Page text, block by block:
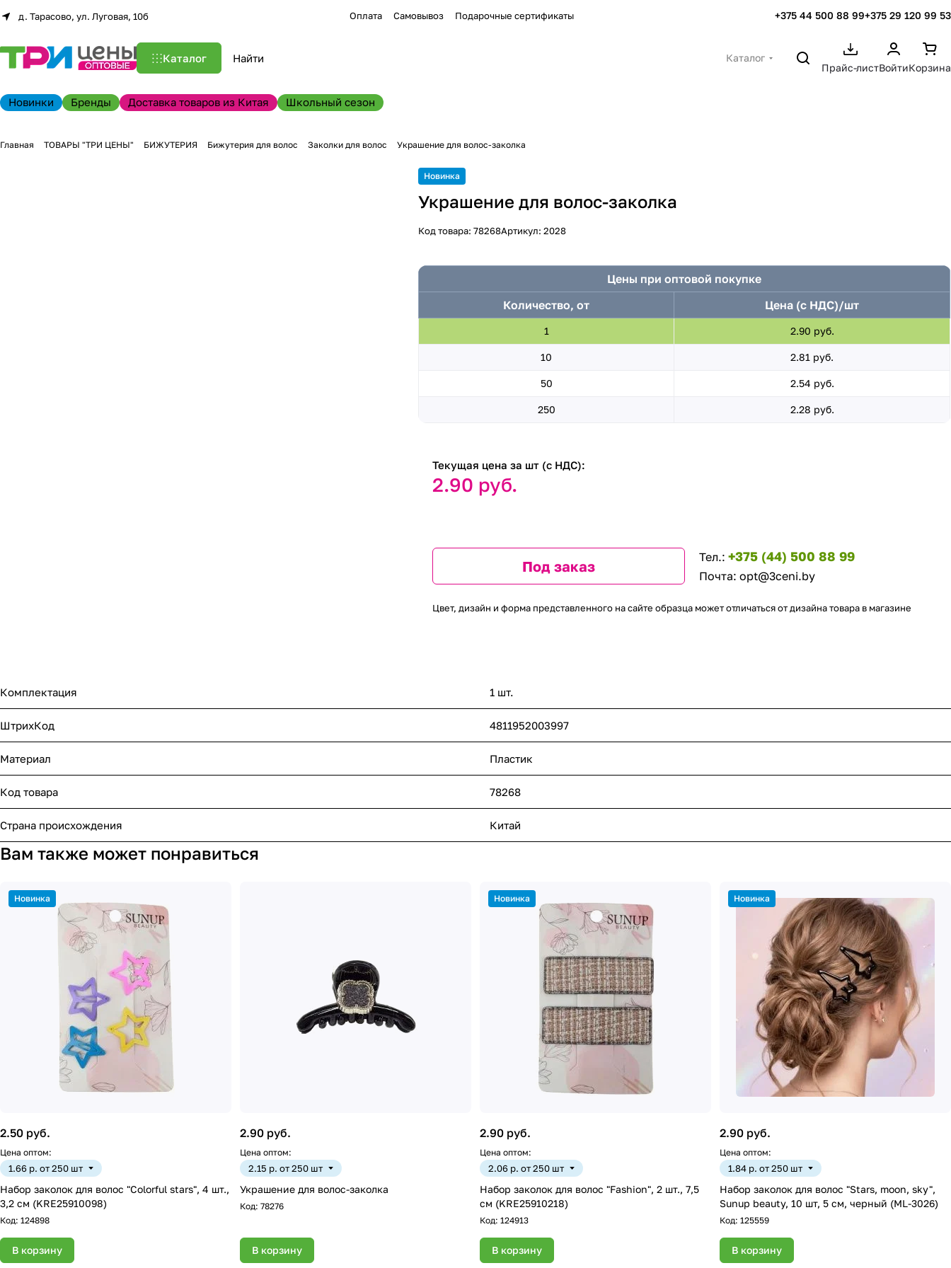
д. Тарасово, ул. Луговая, 10б Оплата Самовывоз Подарочные сертификаты +375 44 500 88 99+375 29 120 99 53
Каталог
Каталог
Прайс-листВойтиКорзина
Новинки Бренды Доставка товаров из Китая Школьный сезон
Главная ТОВАРЫ "ТРИ ЦЕНЫ" БИЖУТЕРИЯ Бижутерия для волос Заколки для волос Украшение для волос-заколка
Новинка
Украшение для волос-заколка
Код товара:78268Артикул:2028
Цены при оптовой покупке
Количество, от
Цена (с НДС)/шт
1 2.90 руб.
10 2.81 руб.
50 2.54 руб.
250 2.28 руб.
Текущая цена за шт (с НДС):
2.90 руб.
Под заказ
Тел.: +375 (44) 500 88 99
Почта: opt@3ceni.by
Цвет, дизайн и форма представленного на сайте образца может отличаться от дизайна товара в магазине
Комплектация 1 шт.
ШтрихКод 4811952003997
Материал Пластик
Код товара 78268
Страна происхождения Китай
Вам также может понравиться
Новинка
2.50 руб.
Цена оптом:
1.66 р. от 250 шт
Набор заколок для волос "Colorful stars", 4 шт.,
3,2 см (KRE25910098)
Код: 124898
В корзину
2.90 руб.
Цена оптом:
2.15 р. от 250 шт
Украшение для волос-заколка
Код: 78276
В корзину
Новинка
2.90 руб.
Цена оптом:
2.06 р. от 250 шт
Набор заколок для волос "Fashion", 2 шт., 7,5
см (KRE25910218)
Код: 124913
В корзину
Новинка
2.90 руб.
Цена оптом:
1.84 р. от 250 шт
Набор заколок для волос "Stars, moon, sky",
Sunup beauty, 10 шт, 5 см, черный (ML-3026)
Код: 125559
В корзину